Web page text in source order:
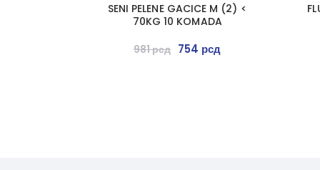
SENI PELENE GACICE M (2) <
70KG 10 KOMADA
981рсд 754 рсд